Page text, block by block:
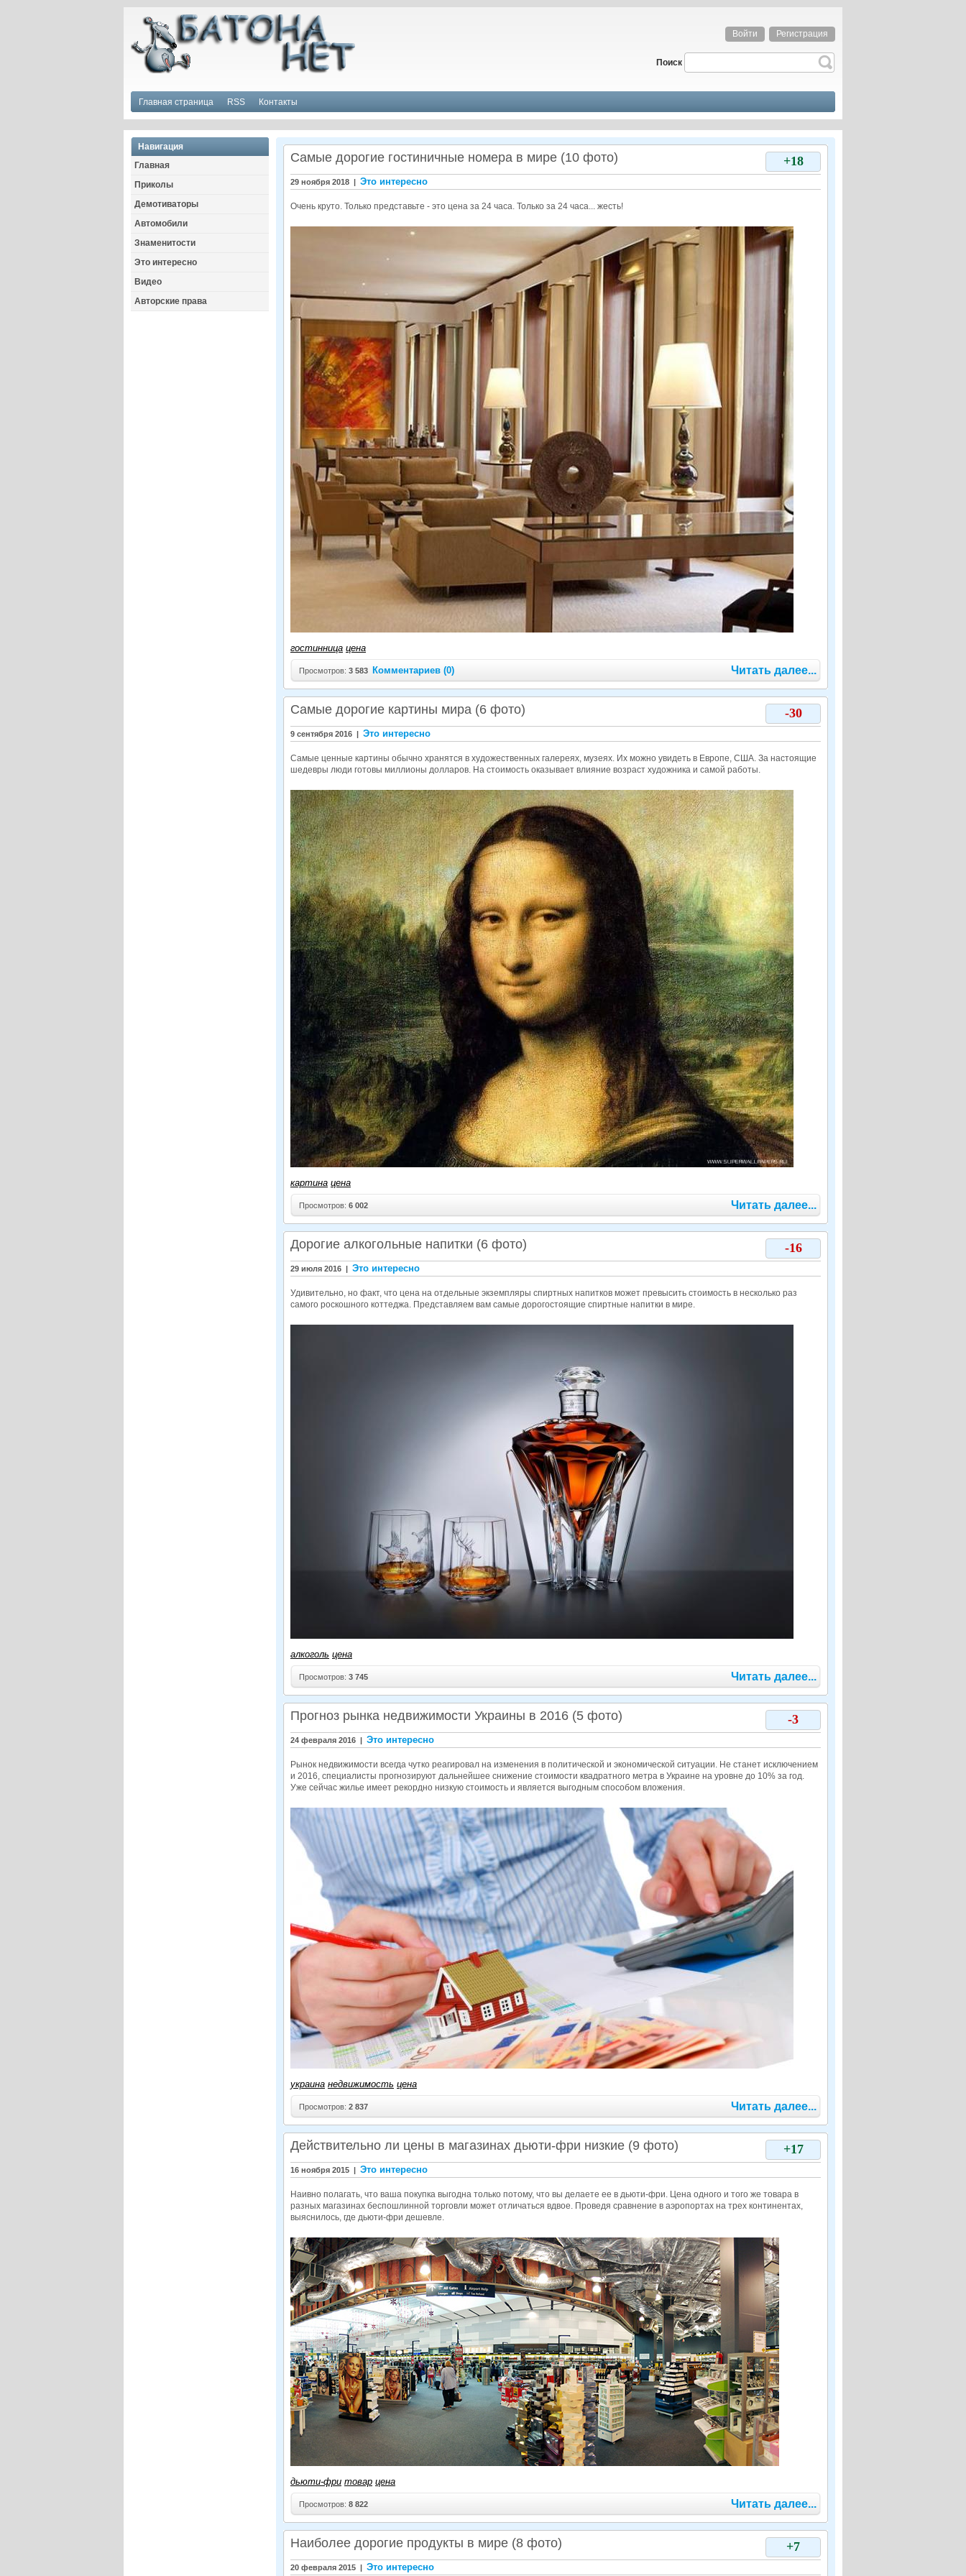
Войти Регистрация
Поиск
Главная страница RSS Контакты
Навигация
Главная
Приколы
Демотиваторы
Автомобили
Знаменитости
Это интересно
Видео
Авторские права
+18
Самые дорогие гостиничные номера в мире (10 фото)
29 ноября 2018 | Это интересно
Очень круто. Только представьте - это цена за 24 часа. Только за 24 часа... жесть!
гостинница цена
Просмотров: 3 583 Комментариев (0) Читать далее...
-30
Самые дорогие картины мира (6 фото)
9 сентября 2016 | Это интересно
Самые ценные картины обычно хранятся в художественных галереях, музеях. Их можно увидеть в Европе, США. За настоящие
шедевры люди готовы миллионы долларов. На стоимость оказывает влияние возраст художника и самой работы.
картина цена
Просмотров: 6 002 Читать далее...
-16
Дорогие алкогольные напитки (6 фото)
29 июля 2016 | Это интересно
Удивительно, но факт, что цена на отдельные экземпляры спиртных напитков может превысить стоимость в несколько раз
самого роскошного коттеджа. Представляем вам самые дорогостоящие спиртные напитки в мире.
алкоголь цена
Просмотров: 3 745 Читать далее...
-3
Прогноз рынка недвижимости Украины в 2016 (5 фото)
24 февраля 2016 | Это интересно
Рынок недвижимости всегда чутко реагировал на изменения в политической и экономической ситуации. Не станет исключением
и 2016, специалисты прогнозируют дальнейшее снижение стоимости квадратного метра в Украине на уровне до 10% за год.
Уже сейчас жилье имеет рекордно низкую стоимость и является выгодным способом вложения.
украина недвижимость цена
Просмотров: 2 837 Читать далее...
+17
Действительно ли цены в магазинах дьюти-фри низкие (9 фото)
16 ноября 2015 | Это интересно
Наивно полагать, что ваша покупка выгодна только потому, что вы делаете ее в дьюти-фри. Цена одного и того же товара в
разных магазинах беспошлинной торговли может отличаться вдвое. Проведя сравнение в аэропортах на трех континентах,
выяснилось, где дьюти-фри дешевле.
дьюти-фри товар цена
Просмотров: 8 822 Читать далее...
+7
Наиболее дорогие продукты в мире (8 фото)
20 февраля 2015 | Это интересно